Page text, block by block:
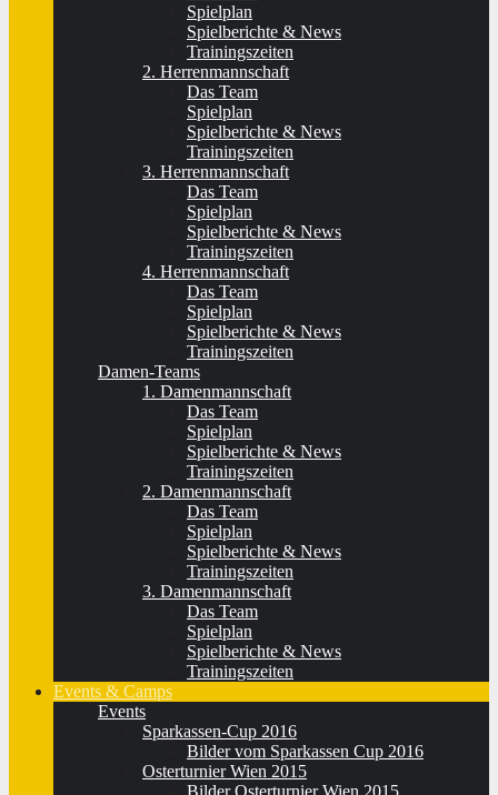
Spielplan
Spielberichte & News
Trainingszeiten
2. Herrenmannschaft
Das Team
Spielplan
Spielberichte & News
Trainingszeiten
3. Herrenmannschaft
Das Team
Spielplan
Spielberichte & News
Trainingszeiten
4. Herrenmannschaft
Das Team
Spielplan
Spielberichte & News
Trainingszeiten
Damen-Teams
1. Damenmannschaft
Das Team
Spielplan
Spielberichte & News
Trainingszeiten
2. Damenmannschaft
Das Team
Spielplan
Spielberichte & News
Trainingszeiten
3. Damenmannschaft
Das Team
Spielplan
Spielberichte & News
Trainingszeiten
Events & Camps
Events
Sparkassen-Cup 2016
Bilder vom Sparkassen Cup 2016
Osterturnier Wien 2015
Bilder Osterturnier Wien 2015